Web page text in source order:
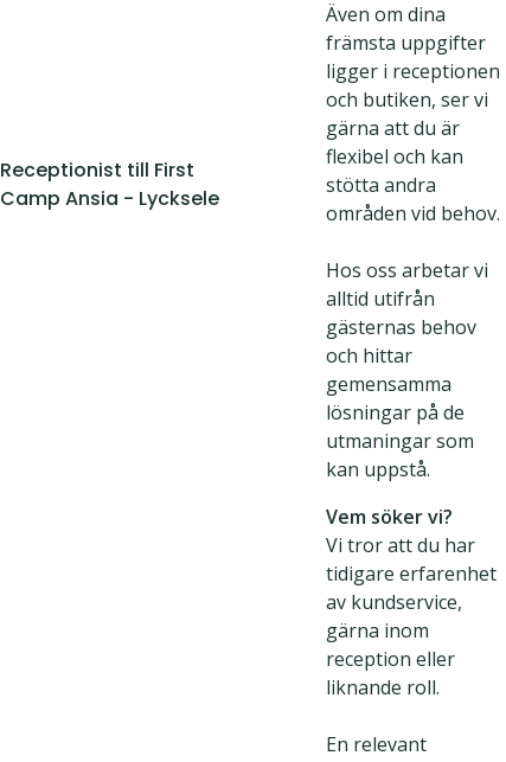
Receptionist till First
Camp Ansia - Lycksele
Även om dina
främsta uppgifter
ligger i receptionen
och butiken, ser vi
gärna att du är
flexibel och kan
stötta andra
områden vid behov.
Hos oss arbetar vi
alltid utifrån
gästernas behov
och hittar
gemensamma
lösningar på de
utmaningar som
kan uppstå.
Vem söker vi?
Vi tror att du har
tidigare erfarenhet
av kundservice,
gärna inom
reception eller
liknande roll.
En relevant